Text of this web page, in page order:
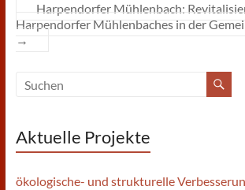
Harpendorfer Mühlenbach:
Harpendorfer Mühlenbaches in der
→
Aktuelle Projekte
ökologische- und strukturelle